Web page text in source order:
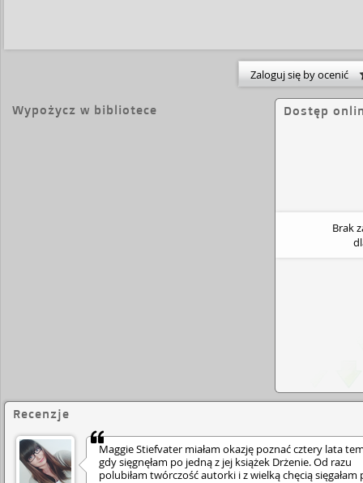
Zaloguj się by ocenić
Wypożycz w bibliotece Dostęp
Brak
Recenzje
Maggie Stiefvater miałam okazję poznać cztery lata
gdy sięgnęłam po jedną z jej książek Drżenie. Od razu
polubiłam twórczość autorki i z wielką chęcią sięgałam